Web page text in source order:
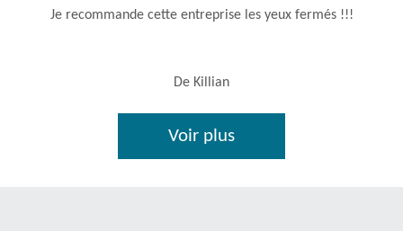
Je recommande cette entreprise les yeux fermés !!!
De Killian
Voir plus